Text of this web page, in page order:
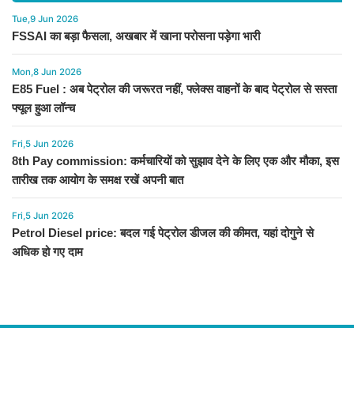
Tue,9 Jun 2026
FSSAI का बड़ा फैसला, अखबार में खाना परोसना पड़ेगा भारी
Mon,8 Jun 2026
E85 Fuel : अब पेट्रोल की जरूरत नहीं, फ्लेक्स वाहनों के बाद पेट्रोल से सस्ता
फ्यूल हुआ लॉन्च
Fri,5 Jun 2026
8th Pay commission: कर्मचारियों को सुझाव देने के लिए एक और मौका, इस
तारीख तक आयोग के समक्ष रखें अपनी बात
Fri,5 Jun 2026
Petrol Diesel price: बदल गई पेट्रोल डीजल की कीमत, यहां दोगुने से
अधिक हो गए दाम